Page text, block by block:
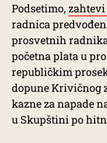
Podsetimo, zahtevi
radnica
prosvetnih radnika
početna plata u
republičkim
dopune Krivičnog
kazne za napade
u Skupštini po